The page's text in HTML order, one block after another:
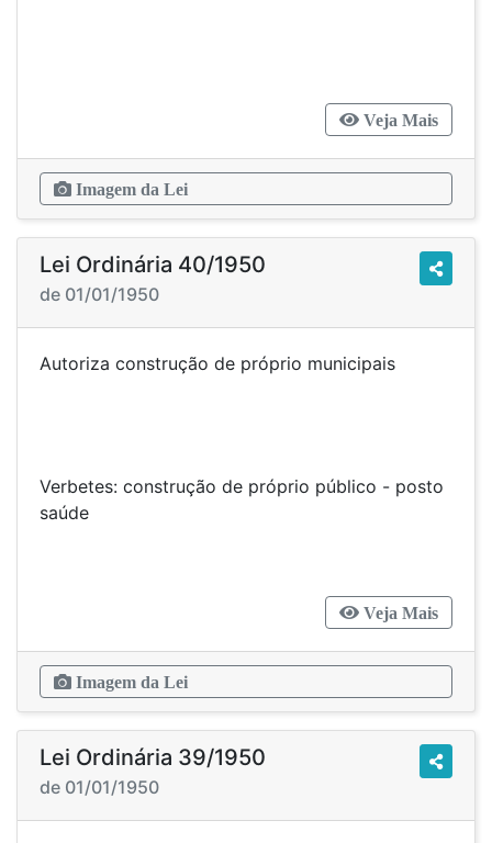
Veja Mais
Imagem da Lei
Lei Ordinária 40/1950
de 01/01/1950
Autoriza construção de próprio municipais
Verbetes: construção de próprio público - posto
saúde
Veja Mais
Imagem da Lei
Lei Ordinária 39/1950
de 01/01/1950